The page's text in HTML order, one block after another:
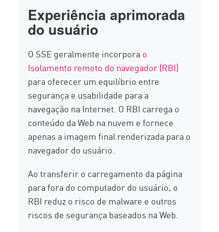
Experiência aprimorada
do usuário
O SSE geralmente incorpora o
Isolamento remoto do navegador (RBI)
para oferecer um equilíbrio entre
segurança e usabilidade para a
navegação na Internet. O RBI carrega o
conteúdo da Web na nuvem e fornece
apenas a imagem final renderizada para o
navegador do usuário.
Ao transferir o carregamento da página
para fora do computador do usuário, o
RBI reduz o risco de malware e outros
riscos de segurança baseados na Web.